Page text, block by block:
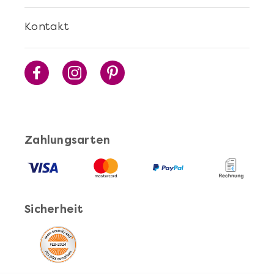
Zahlungsarten
Sicherheit
Kontakt